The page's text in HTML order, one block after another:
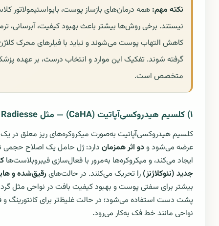
نکته مهم: همه درمان‌های بازساز پوست، بایواستیمولاتور
نیستند. برخی روش‌ها بیشتر باعث بهبود کیفیت، آبرسانی،
کاهش التهاب پوست می‌شوند و نباید با فیلرهای محرک
گرفته شوند. تفکیک این موارد و انتخاب درست، بر عهده
متخصص است.
۱) کلسیم هیدروکسی‌آپاتیت (CaHA) — مثل Radiesse
کلسیم هیدروکسی‌آپاتیت به‌صورت میکروکره‌های ریز معلق در
عرضه می‌شود ودو اثر همزمان دارد: ژل حامل یک اصلاح حجمی
ایجاد می‌کند، و میکروکره‌ها به‌مرور با فعال‌سازی فیبروبلاست‌ها
جدید (نئوکلاژنز) را تحریک می‌کنند. در حالت‌هایرقیق‌شده و
بیشتر برای سفتی پوست و بهبود کیفیت بافت در نواحی مثل
پشت دست استفاده می‌شود؛ در حالت غلیظ‌تر برای کانتورینگ
نواحی مانند خط فک به‌کار می‌رود.